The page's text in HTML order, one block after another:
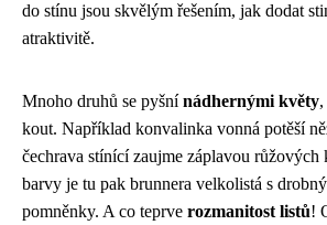
do stínu jsou skvělým řešením, jak dodat
atraktivitě.
Mnoho druhů se pyšnínádhernými květy
kout. Například konvalinka vonná potěší
čechrava stínící zaujme záplavou
barvy je tu pak brunnera velkolistá s
pomněnky. A co teprve rozmanitost listů!